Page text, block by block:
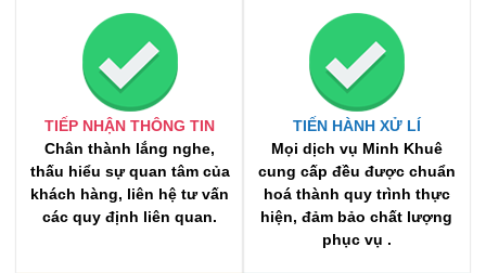
TIẾP NHẬN THÔNG TIN
Chân thành lắng nghe,
thấu hiểu sự quan tâm của
khách hàng, liên hệ tư vấn
các quy định liên quan.
TIẾN HÀNH XỬ LÍ
Mọi dịch vụ Minh Khuê
cung cấp đều được chuẩn
hoá thành quy trình thực
hiện, đảm bảo chất lượng
phục vụ .